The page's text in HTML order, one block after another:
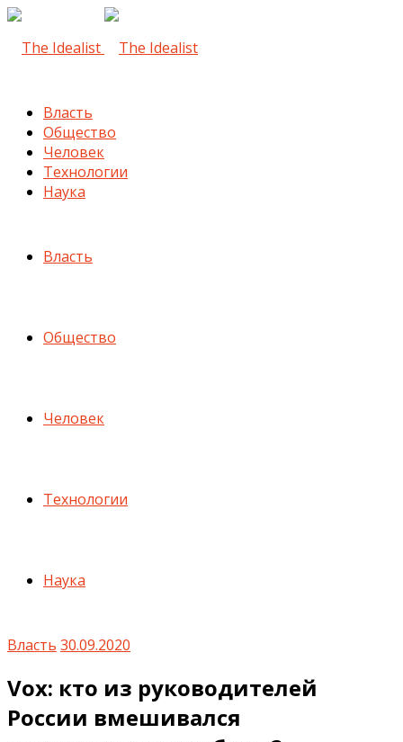
Власть
Общество
Человек
Технологии
Наука
Власть
Общество
Человек
Технологии
Наука
Власть 30.09.2020
Vox: кто из руководителей
России вмешивался